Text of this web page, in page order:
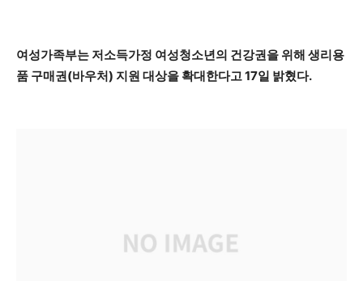
여성가족부는 저소득가정 여성청소년의 건강권을 위해 생리용
품 구매권(바우처) 지원 대상을 확대한다고 17일 밝혔다.